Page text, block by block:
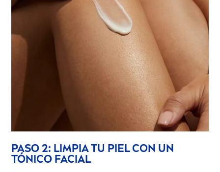
PASO 2: LIMPIA TU PIEL CON UN
TÓNICO FACIAL